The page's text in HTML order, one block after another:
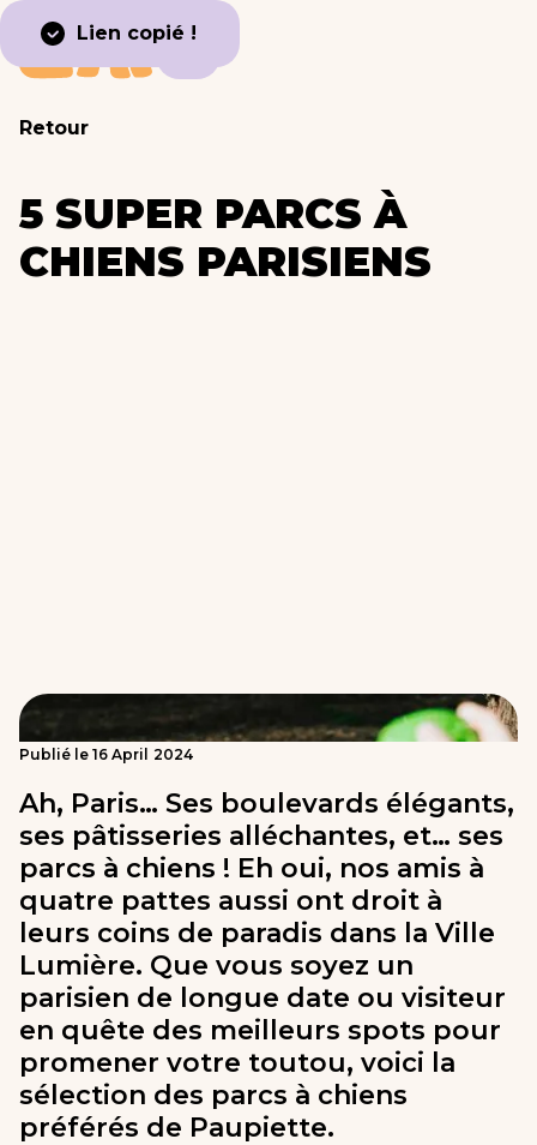
Lien copié !
Retour
5 SUPER PARCS À
CHIENS PARISIENS
Publié le 16 April 2024
Ah, Paris… Ses boulevards élégants,
ses pâtisseries alléchantes, et… ses
parcs à chiens ! Eh oui, nos amis à
quatre pattes aussi ont droit à
leurs coins de paradis dans la Ville
Lumière. Que vous soyez un
parisien de longue date ou visiteur
en quête des meilleurs spots pour
promener votre toutou, voici la
sélection des parcs à chiens
préférés de Paupiette.